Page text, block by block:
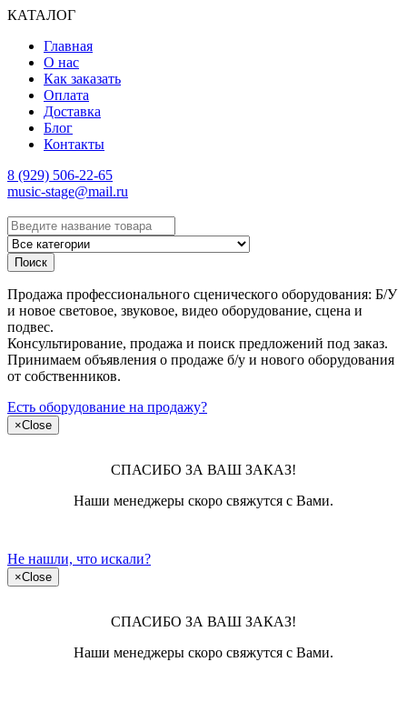
КАТАЛОГ
Главная
О нас
Как заказать
Оплата
Доставка
Блог
Контакты
8 (929) 506-22-65
music-stage@mail.ru
Поиск
Продажа профессионального сценического оборудования: Б/У
и новое световое, звуковое, видео оборудование, сцена и
подвес.
Консультирование, продажа и поиск предложений под заказ.
Принимаем объявления о продаже б/у и нового оборудования
от собственников.
Есть оборудование на продажу?
×Close
СПАСИБО ЗА ВАШ ЗАКАЗ!
Наши менеджеры скоро свяжутся с Вами.
Не нашли, что искали?
×Close
СПАСИБО ЗА ВАШ ЗАКАЗ!
Наши менеджеры скоро свяжутся с Вами.